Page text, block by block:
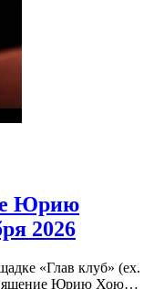
Юрию
2026
«Глав клуб» (ex.
Юрию Хою…